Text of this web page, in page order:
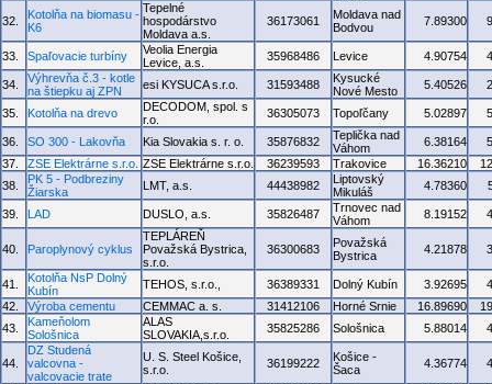
32.
Kotolňa na biomasu -
K6
Tepelné
hospodárstvo
Moldava a.s.
36173061
Moldava nad
Bodvou
7.89300
33. Spaľovacie turbíny
Veolia Energia
Levice, a.s.
35968486 Levice 4.90754
34.
Výhrevňa č.3 - kotle
na štiepku aj ZPN
esi KYSUCA s.r.o. 31593488
Kysucké
Nové Mesto
5.40526
35. Kotolňa na drevo
DECODOM, spol. s
r.o.
36305073 Topoľčany 5.02897
36. SO 300 - Lakovňa Kia Slovakia s. r. o. 35876832
Teplička nad
Váhom
6.38164
37.
ZSE Elektrárne s.r.o. ZSE Elektrárne s.r.o. 36239593 Trakovice 16.36210
38.
PK 5 - Podbreziny
Žiarska
LMT, a.s. 44438982
Liptovský
Mikuláš
4.78360
39. LAD DUSLO, a.s. 35826487
Trnovec nad
Váhom
8.19152
40. Paroplynový cyklus
TEPLÁREŇ
Považská Bystrica,
s.r.o.
36300683
Považská
Bystrica
4.21878
41.
Kotolňa NsP Dolný
Kubín
TEHOS, s.r.o., 36389331 Dolný Kubín 3.92695
42.
Výroba cementu CEMMAC a. s. 31412106 Horné Srnie 16.89690
43.
Kameňolom
Sološnica
ALAS
SLOVAKIA,s.r.o.
35825286 Sološnica 5.88014
44.
DZ Studená
valcovna -
valcovacie trate
U. S. Steel Košice,
s.r.o.
36199222
Košice -
Šaca
4.36774